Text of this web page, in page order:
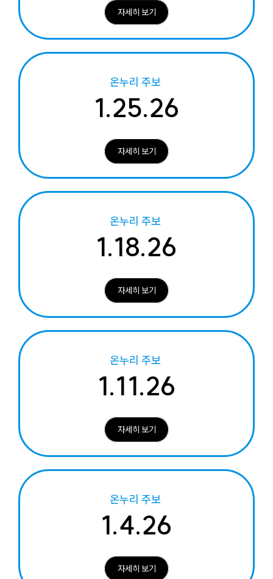
자세히 보기
온누리 주보
1.25.26
자세히 보기
온누리 주보
1.18.26
자세히 보기
온누리 주보
1.11.26
자세히 보기
온누리 주보
1.4.26
자세히 보기